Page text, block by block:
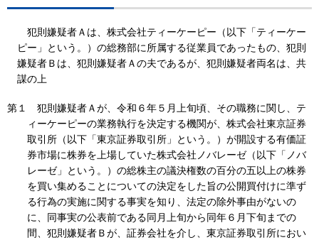
犯則嫌疑者Ａは、株式会社ティーケーピー（以下「ティーケー
ピー」という。）の総務部に所属する従業員であったもの、犯則
嫌疑者Ｂは、犯則嫌疑者Ａの夫であるが、犯則嫌疑者両名は、共
謀の上
第１ 犯則嫌疑者Ａが、令和６年５月上旬頃、その職務に関し、テ
ィーケーピーの業務執行を決定する機関が、株式会社東京証券
取引所（以下「東京証券取引所」という。）が開設する有価証
券市場に株券を上場していた株式会社ノバレーゼ（以下「ノバ
レーゼ」という。）の総株主の議決権数の百分の五以上の株券
を買い集めることについての決定をした旨の公開買付けに準ず
る行為の実施に関する事実を知り、法定の除外事由がないの
に、同事実の公表前である同月上旬から同年６月下旬までの
間、犯則嫌疑者Ｂが、証券会社を介し、東京証券取引所におい